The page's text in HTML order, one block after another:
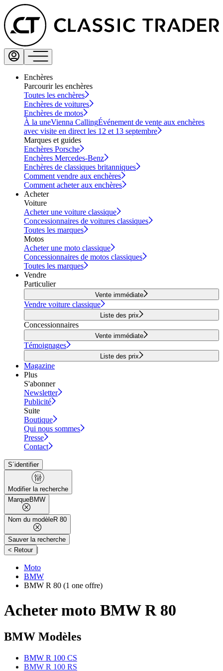
Enchères
Parcourir les enchères
Toutes les enchères
Enchères de voitures
Enchères de motos
À la uneVienna CallingÉvénement de vente aux enchères
avec visite en direct les 12 et 13 septembre
Marques et guides
Enchères Porsche
Enchères Mercedes-Benz
Enchères de classiques britanniques
Comment vendre aux enchères
Comment acheter aux enchères
Acheter
Voiture
Acheter une voiture classique
Concessionnaires de voitures classiques
Toutes les marques
Motos
Acheter une moto classique
Concessionnaires de motos classiques
Toutes les marques
Vendre
Particulier
Vente immédiate
Vendre voiture classique
Liste des prix
Concessionnaires
Vente immédiate
Témoignages
Liste des prix
Magazine
Plus
S'abonner
Newsletter
Publicité
Suite
Boutique
Qui nous sommes
Presse
Contact
S´identifier
Modifier la recherche
MarqueBMW
Nom du modèleR 80
Sauver la recherche
< Retour |
Moto
BMW
BMW R 80 (1 one offre)
Acheter moto BMW R 80
BMW Modèles
BMW R 100 CS
BMW R 100 RS